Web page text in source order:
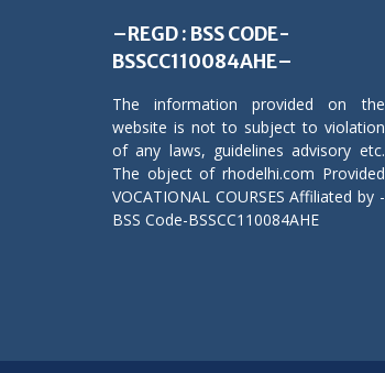
–REGD : BSS CODE-
BSSCC110084AHE–
The information provided on the
website is not to subject to violation
of any laws, guidelines advisory etc.
The object of rhodelhi.com Provided
VOCATIONAL COURSES Affiliated by -
BSS Code-BSSCC110084AHE